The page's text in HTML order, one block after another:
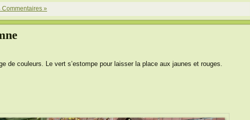
Commentaires »
de couleurs. Le vert s’estompe pour laisser la place aux jaunes et rouges.